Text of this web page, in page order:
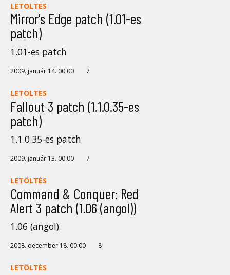
LETÖLTÉS
Mirror's Edge patch (1.01-es
patch)
1.01-es patch
2009. január 14. 00:00 7
LETÖLTÉS
Fallout 3 patch (1.1.0.35-es
patch)
1.1.0.35-es patch
2009. január 13. 00:00 7
LETÖLTÉS
Command & Conquer: Red
Alert 3 patch (1.06 (angol))
1.06 (angol)
2008. december 18. 00:00 8
LETÖLTÉS